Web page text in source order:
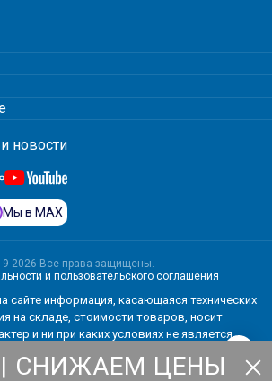
новости
Мы в MAX
2026 Все права защищены.
и пользовательского соглашения
сайте информация, касающаяся технических
на складе, стоимости товаров, носит
и ни при каких условиях не является
РФ
| СНИЖАЕМ ЦЕНЫ